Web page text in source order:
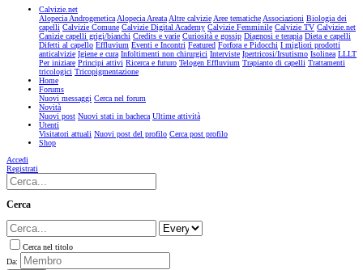
Calvizie.net
Alopecia AndrogeneticaAlopecia AreataAltre calvizieAree tematicheAssociazioni Biologia dei
capelli Calvizie Comune Calvizie Digital Academy Calvizie Femminile Calvizie TV Calvizie.net
Canizie capelli grigi/bianchi Credits e varie Curiosità e gossip Diagnosi e terapia Dieta e capelli
Difetti al capello Effluvium Eventi e Incontri Featured Forfora e Pidocchi I migliori prodotti
anticalvizie Igiene e cura Infoltimenti non chirurgici Interviste Ipertricosi/Irsutismo Isolinea LLLT
Per iniziare Principi attivi Ricerca e futuro Telogen Effluvium Trapianto di capelli Trattamenti
tricologici Tricopigmentazione
Home
Forums
Nuovi messaggi Cerca nel forum
Novità
Nuovi post Nuovi stati in bacheca Ultime attività
Utenti
Visitatori attuali Nuovi post del profilo Cerca post profilo
Shop
Accedi
Registrati
Cerca
Cerca nel titolo
Da: